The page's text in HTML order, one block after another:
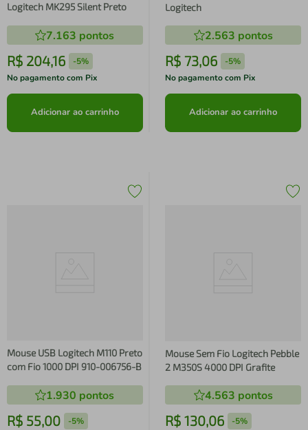
Logitech MK295 Silent Preto
7.163 pontos
R$ 204,16 -5%
No pagamento com Pix
Adicionar ao carrinho
Logitech
2.563 pontos
R$ 73,06 -5%
No pagamento com Pix
Adicionar ao carrinho
Mouse USB Logitech M110 Preto
com Fio 1000 DPI 910-006756-B
1.930 pontos
R$ 55,00 -5%
Mouse Sem Fio Logitech Pebble
2 M350S 4000 DPI Grafite
4.563 pontos
R$ 130,06 -5%